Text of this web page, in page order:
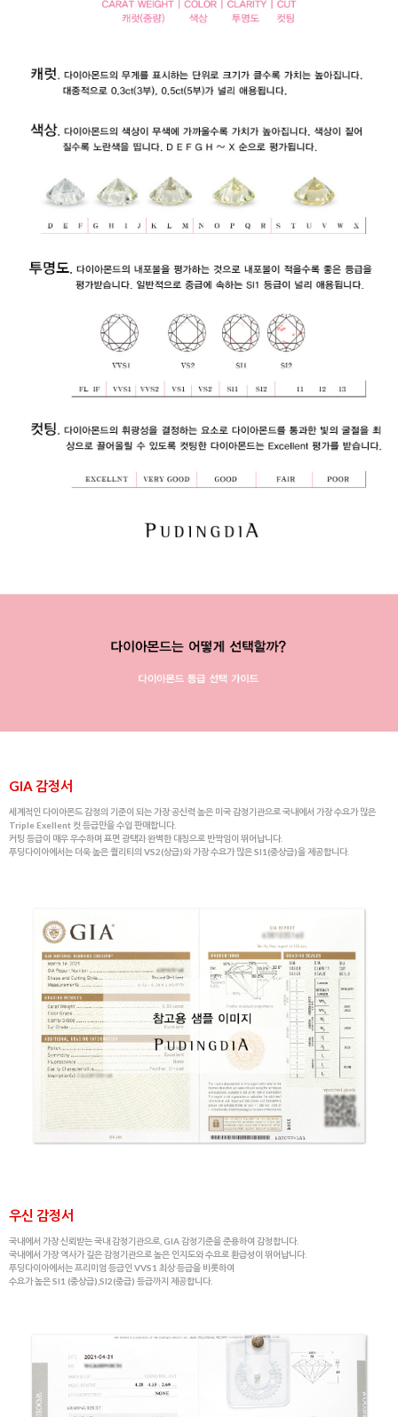
GIA 감정서
세계적인 다이아몬드 감정의 기준이 되는 가장 공신력 높은 미국 감정기관으로 국내에서 가장 수요가 많은
Triple Exellent 컷 등급만을 수입 판매합니다.
커팅 등급이 매우 우수하며 표면 광택과 완벽한 대칭으로 반짝임이 뛰어납니다.
푸딩다이아에서는 더욱 높은 퀄리티의 VS2(상급)와 가장 수요가 많은 SI1(중상급)을 제공합니다.
우신 감정서
국내에서 가장 신뢰받는 국내 감정기관으로, GIA 감정기준을 준용하여 감정합니다.
국내에서 가장 역사가 깊은 감정기관으로 높은 인지도와 수요로 환급성이 뛰어납니다.
푸딩다이아에서는 프리미엄 등급인 VVS1 최상 등급을 비롯하여
수요가 높은 SI1 (중상급),SI2(중급) 등급까지 제공합니다.